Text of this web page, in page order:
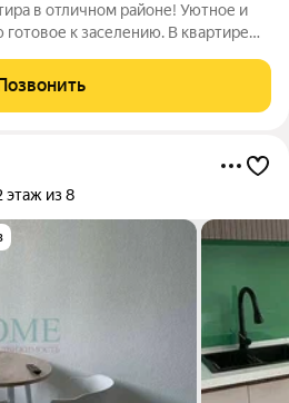
в отличном районе! Уютное и
к заселению. В квартире
планировка. Приглашаем к
этаж из 8